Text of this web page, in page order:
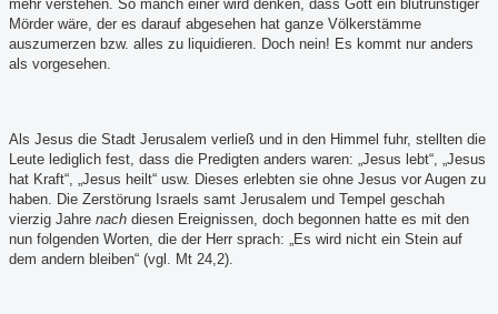
mehr verstehen. So manch einer wird denken, dass Gott ein blutrünstiger
Mörder wäre, der es darauf abgesehen hat ganze Völkerstämme
auszumerzen bzw. alles zu liquidieren. Doch nein! Es kommt nur anders
als vorgesehen.
Als Jesus die Stadt Jerusalem verließ und in den Himmel fuhr, stellten die
Leute lediglich fest, dass die Predigten anders waren: „Jesus lebt“, „Jesus
hat Kraft“, „Jesus heilt“ usw. Dieses erlebten sie ohne Jesus vor Augen zu
haben. Die Zerstörung Israels samt Jerusalem und Tempel geschah
vierzig Jahre nach diesen Ereignissen, doch begonnen hatte es mit den
nun folgenden Worten, die der Herr sprach: „Es wird nicht ein Stein auf
dem andern bleiben“ (vgl. Mt 24,2).